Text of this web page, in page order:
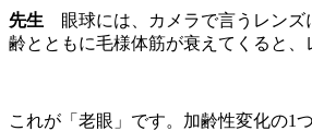
先生 眼球には、カメラで言うレンズ
齢とともに毛様体筋が衰えてくると
これが「老眼」です。加齢性変化の1